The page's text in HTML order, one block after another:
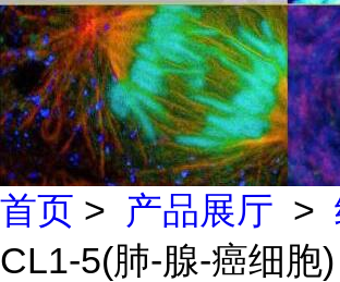
首页 > 产品展厅 >
CL1-5(肺-腺-癌细胞)